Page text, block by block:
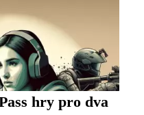
hry pro dva